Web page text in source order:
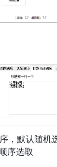
，默认随机
序选取